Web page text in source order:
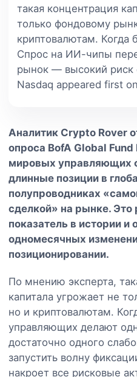
такая концентрация
только фондовому
криптовалютам. Когда
Спрос на ИИ-чипы
рынок — высокий риск
Nasdaq appeared first
Аналитик Crypto Rover
опроса BofA Global
мировых управляющих
длинные позиции в
полупроводниках
сделкой» на рынке.
показатель в истории и
одномесячных
позиционировании.
По мнению эксперта,
капитала угрожает не
но и криптовалютам.
управляющих делают
достаточно одного
запустить волну
накроет все рисковые